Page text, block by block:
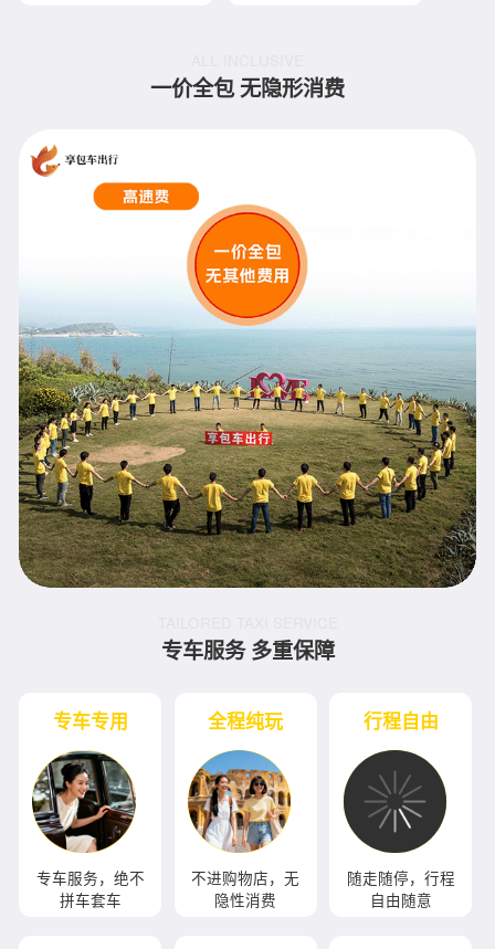
一价全包 无隐形消费
专车服务 多重保障
专车专用
专车服务，绝不
拼车套车
全程纯玩
不进购物店，无
隐性消费
行程自由
随走随停，行程
自由随意